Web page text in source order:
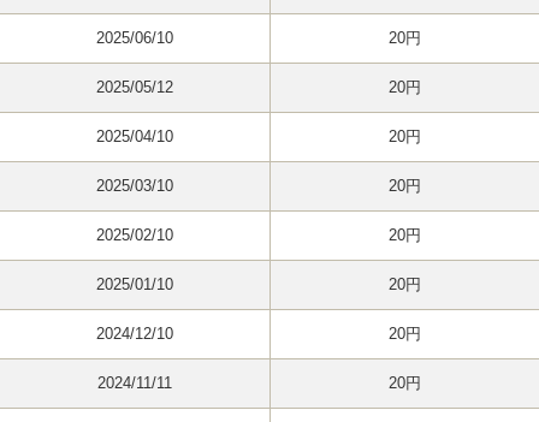
2025/06/10 20円
2025/05/12 20円
2025/04/10 20円
2025/03/10 20円
2025/02/10 20円
2025/01/10 20円
2024/12/10 20円
2024/11/11 20円